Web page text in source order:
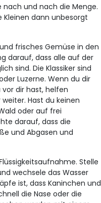
und nach die Menge.
dann unbesorgt
frisches Gemüse in den
darauf, dass alle auf der
sind. Die Klassiker sind
Luzerne. Wenn du dir
dir hast, helfen
Hast du keinen
oder auf frei
darauf, dass die
und Abgasen und
Stelle
wechsele das Wasser
ist, dass Kaninchen und
die Nase oder die